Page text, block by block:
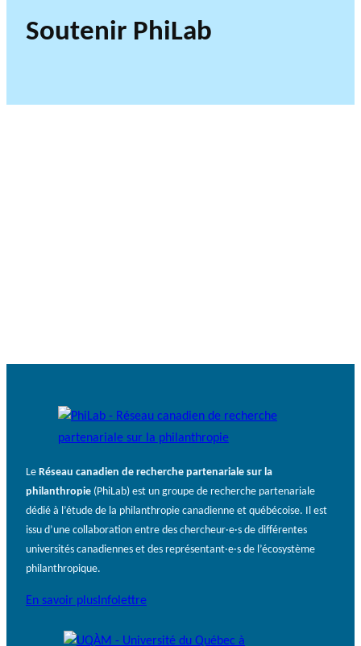
Soutenir PhiLab
Le Réseau canadien de recherche partenariale sur la
philanthropie (PhiLab) est un groupe de recherche partenariale
dédié à l’étude de la philanthropie canadienne et québécoise. Il est
issu d’une collaboration entre des chercheur·e·s de différentes
universités canadiennes et des représentant·e·s de l’écosystème
philanthropique.
En savoir plus Infolettre